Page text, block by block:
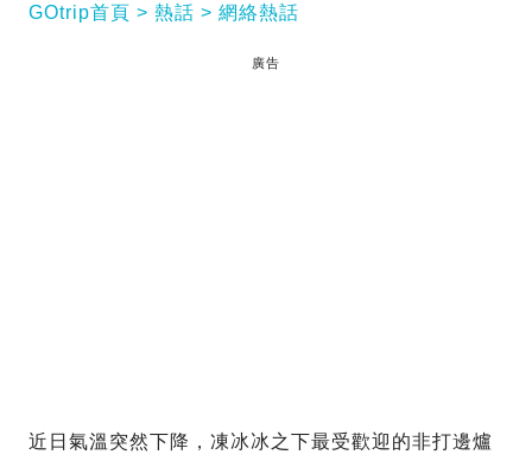
GOtrip首頁 熱話 網絡熱話
廣告
近日氣溫突然下降，凍冰冰之下最受歡迎的非打邊爐